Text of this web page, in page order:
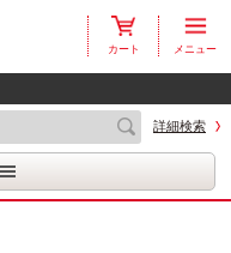
カート メニュー
詳細検索